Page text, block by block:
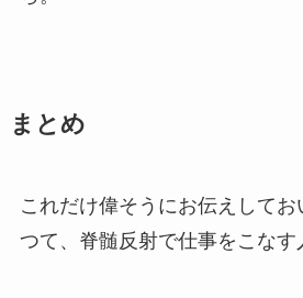
まとめ
これだけ偉そうにお伝えして
つて、脊髄反射で仕事をこなす